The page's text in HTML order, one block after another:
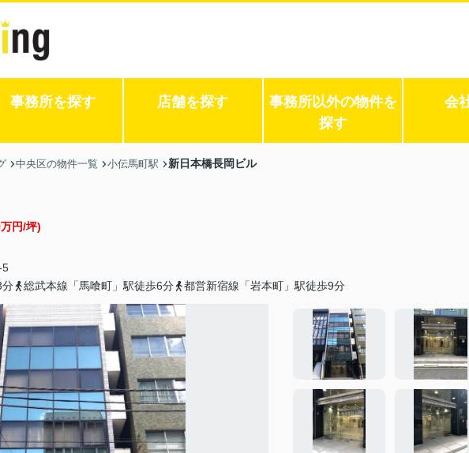
事務所を探す 店舗を探す
事務所以外の物件を
探す
会
中央区の物件一覧 小伝馬町駅 新日本橋長岡ビル
円/坪)
5
分
総武本線「馬喰町」駅徒歩6分 都営新宿線「岩本町」駅徒歩9分